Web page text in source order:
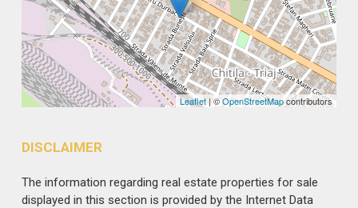
Leaflet| ©OpenStreetMapcontributors
DISCLAIMER
The information regarding real estate properties for sale
displayed in this section is provided by the Internet Data